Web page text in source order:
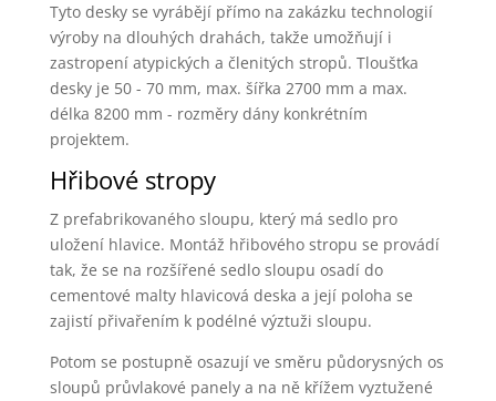
Tyto desky se vyrábějí přímo na zakázku technologií
výroby na dlouhých drahách, takže umožňují i
zastropení atypických a členitých stropů. Tloušťka
desky je 50 - 70 mm, max. šířka 2700 mm a max.
délka 8200 mm - rozměry dány konkrétním
projektem.
Hřibové stropy
Z prefabrikovaného sloupu, který má sedlo pro
uložení hlavice. Montáž hřibového stropu se provádí
tak, že se na rozšířené sedlo sloupu osadí do
cementové malty hlavicová deska a její poloha se
zajistí přivařením k podélné výztuži sloupu.
Potom se postupně osazují ve směru půdorysných os
sloupů průvlakové panely a na ně křížem vyztužené